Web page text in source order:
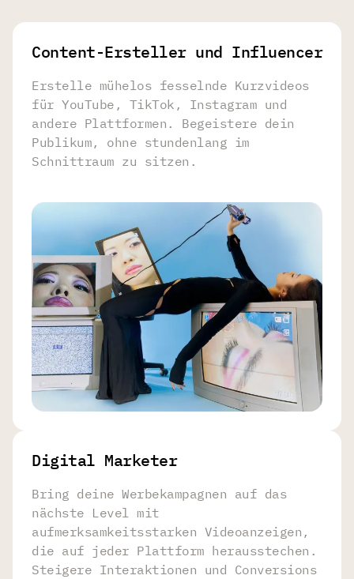
Content-Ersteller und Influencer
Erstelle mühelos fesselnde Kurzvideos
für YouTube, TikTok, Instagram und
andere Plattformen. Begeistere dein
Publikum, ohne stundenlang im
Schnittraum zu sitzen.
Digital Marketer
Bring deine Werbekampagnen auf das
nächste Level mit
aufmerksamkeitsstarken Videoanzeigen,
die auf jeder Plattform herausstechen.
Steigere Interaktionen und Conversions